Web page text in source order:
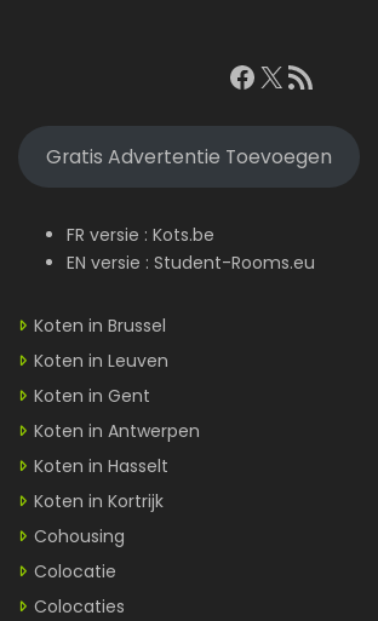
Facebook
X RSS feed
Gratis Advertentie Toevoegen
FR versie : Kots.be
EN versie : Student-Rooms.eu
Koten in Brussel
Koten in Leuven
Koten in Gent
Koten in Antwerpen
Koten in Hasselt
Koten in Kortrijk
Cohousing
Colocatie
Colocaties